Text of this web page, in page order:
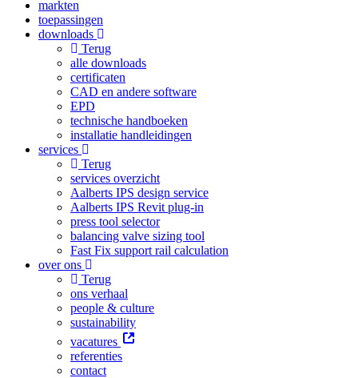
markten
toepassingen
downloads
Terug
alle downloads
certificaten
CAD en andere software
EPD
technische handboeken
installatie handleidingen
services
Terug
services overzicht
Aalberts IPS design service
Aalberts IPS Revit plug-in
press tool selector
balancing valve sizing tool
Fast Fix support rail calculation
over ons
Terug
ons verhaal
people & culture
sustainability
vacatures
referenties
contact